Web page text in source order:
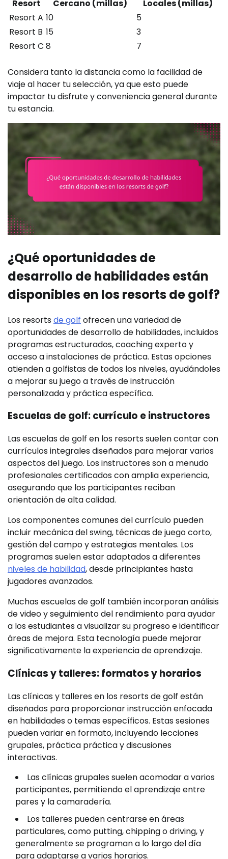
Resort
Cercano (millas)
Locales (millas)
Resort A 10
5
Resort B 15
3
Resort C 8 7
Considera tanto la distancia como la facilidad de
viaje al hacer tu selección, ya que esto puede
impactar tu disfrute y conveniencia general durante
tu estancia.
¿Qué oportunidades de
desarrollo de habilidades están
disponibles en los resorts de golf?
Los resortsde golf ofrecen una variedad de
oportunidades de desarrollo de habilidades, incluidos
programas estructurados, coaching experto y
acceso a instalaciones de práctica. Estas opciones
atienden a golfistas de todos los niveles, ayudándoles
a mejorar su juego a través de instrucción
personalizada y práctica específica.
Escuelas de golf: currículo e instructores
Las escuelas de golf en los resorts suelen contar con
currículos integrales diseñados para mejorar varios
aspectos del juego. Los instructores son a menudo
profesionales certificados con amplia experiencia,
asegurando que los participantes reciban
orientación de alta calidad.
Los componentes comunes del currículo pueden
incluir mecánica del swing, técnicas de juego corto,
gestión del campo y estrategias mentales. Los
programas suelen estar adaptados a diferentes
niveles de habilidad, desde principiantes hasta
jugadores avanzados.
Muchas escuelas de golf también incorporan análisis
de video y seguimiento del rendimiento para ayudar
a los estudiantes a visualizar su progreso e identificar
áreas de mejora. Esta tecnología puede mejorar
significativamente la experiencia de aprendizaje.
Clínicas y talleres: formatos y horarios
Las clínicas y talleres en los resorts de golf están
diseñados para proporcionar instrucción enfocada
en habilidades o temas específicos. Estas sesiones
pueden variar en formato, incluyendo lecciones
grupales, práctica práctica y discusiones
interactivas.
Las clínicas grupales suelen acomodar a varios
participantes, permitiendo el aprendizaje entre
pares y la camaradería.
Los talleres pueden centrarse en áreas
particulares, como putting, chipping o driving, y
generalmente se programan a lo largo del día
para adaptarse a varios horarios.